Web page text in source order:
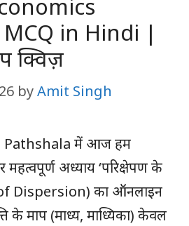
in Hindi |
क्विज़
byAmit Singh
J Pathshala में आज हम
अध्याय ‘परिक्षेपण के
Dispersion) का ऑनलाइन
के माप (माध्य, माध्यिका) केवल